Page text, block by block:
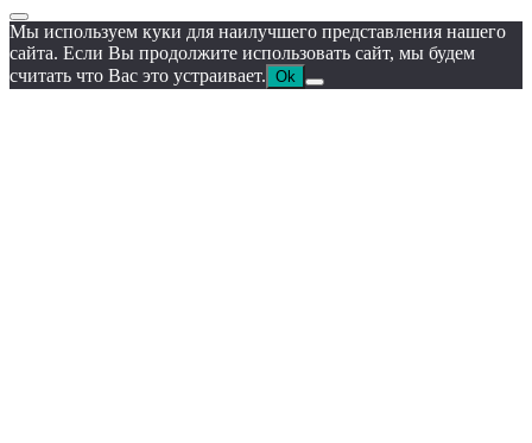
Мы используем куки для наилучшего представления нашего
сайта. Если Вы продолжите использовать сайт, мы будем
считать что Вас это устраивает. Ok